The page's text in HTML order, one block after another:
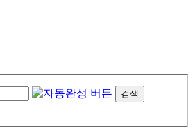
검색